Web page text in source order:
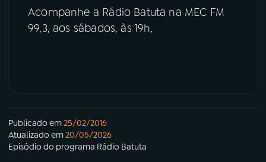
Acompanhe a Rádio Batuta na MEC FM
99,3, aos sábados, às 19h,
Publicado em25/02/2016
Atualizado em20/05/2026
Episódio do programa Rádio Batuta